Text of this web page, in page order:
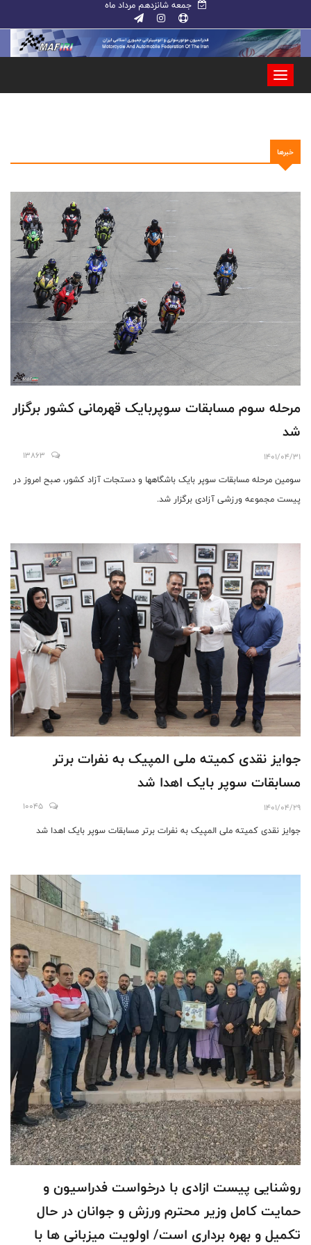
جمعه شانزدهم مرداد ماه
خبرها
مرحله سوم مسابقات سوپربایک قهرمانی کشور برگزار
شد
1401/04/31
13863
سومین مرحله مسابقات سوپر بایک باشگاهها و دستجات آزاد کشور، صبح امروز در
پیست مجموعه ورزشی آزادی برگزار شد.
جوایز نقدی کمیته ملی المپیک به نفرات برتر
مسابقات سوپر بایک اهدا شد
1401/04/29
10045
جوایز نقدی کمیته ملی المپیک به نفرات برتر مسابقات سوپر بایک اهدا شد
روشنایی پیست ازادی با درخواست فدراسیون و
حمایت کامل وزیر محترم ورزش و جوانان در حال
تکمیل و بهره برداری است/ اولویت میزبانی ها با